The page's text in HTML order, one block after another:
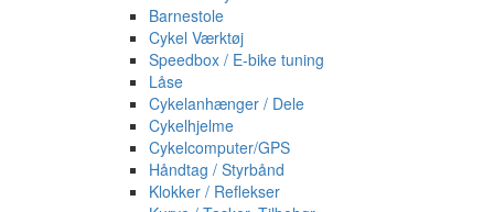
Barnestole
Cykel Værktøj
Speedbox / E-bike tuning
Låse
Cykelanhænger / Dele
Cykelhjelme
Cykelcomputer/GPS
Håndtag / Styrbånd
Klokker / Reflekser